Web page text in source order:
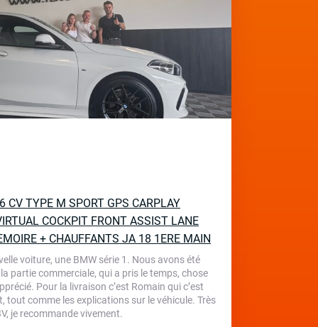
CV TYPE M SPORT GPS CARPLAY
COCKPIT FRONT ASSIST LANE
+ CHAUFFANTS JA 18 1ERE MAIN
voiture, une BMW série 1. Nous avons été
partie commerciale, qui a pris le temps, chose
Pour la livraison c’est Romain qui c’est
tout comme les explications sur le véhicule. Très
je recommande vivement.